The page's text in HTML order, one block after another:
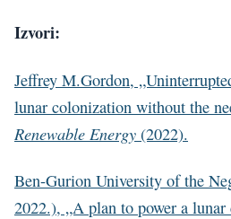
Izvori:
Jeffrey M.Gordon,
lunar colonization without the
Renewable Energy (2022).
Ben-Gurion University of the
2022.), „A plan to power a